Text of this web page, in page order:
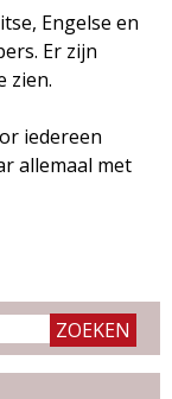
Engelse en
Er zijn
zien.
iedereen
allemaal met